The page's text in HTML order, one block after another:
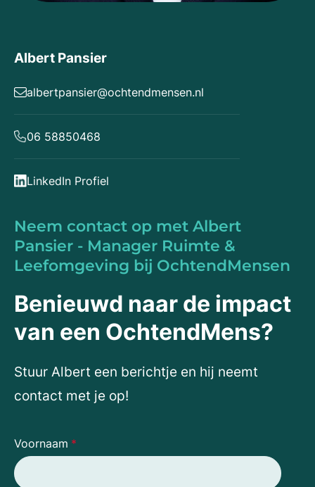
Albert Pansier
albertpansier@ochtendmensen.nl
06 58850468
LinkedIn Profiel
Neem contact op met Albert
Pansier - Manager Ruimte &
Leefomgeving bij OchtendMensen
Benieuwd naar de impact
van een OchtendMens?
Stuur Albert een berichtje en hij neemt
contact met je op!
Voornaam *